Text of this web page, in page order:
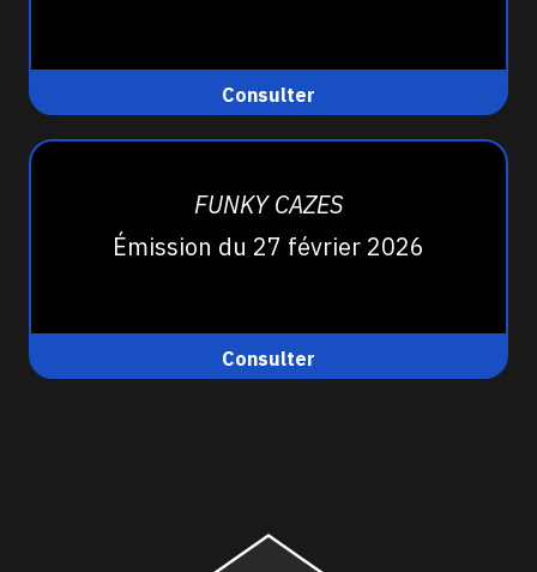
Consulter
FUNKY CAZES
Émission du 27 février 2026
Consulter